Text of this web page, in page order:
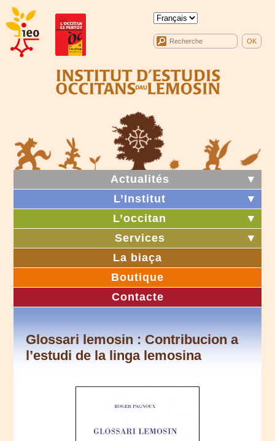
Actualités
▼
L’Institut
▼
L’occitan
▼
Services
▼
La biaça
Boutique
Contacte
Glossari lemosin : Contribucion a
l’estudi de la linga lemosina